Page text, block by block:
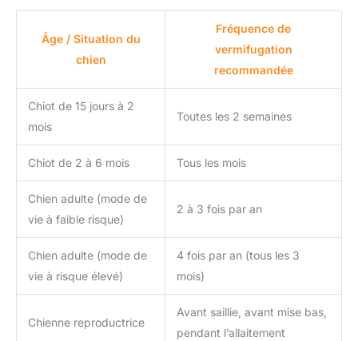
Âge / Situation du
chien
Fréquence de
vermifugation
recommandée
Chiot de 15 jours à 2
mois
Toutes les 2 semaines
Chiot de 2 à 6 mois Tous les mois
Chien adulte (mode de
vie à faible risque)
2 à 3 fois par an
Chien adulte (mode de
vie à risque élevé)
4 fois par an (tous les 3
mois)
Chienne reproductrice
Avant saillie, avant mise bas,
pendant l’allaitement